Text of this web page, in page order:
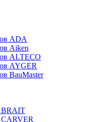
ADA
Aiken
ALTECO
AYGER
BauMaster
BRAIT
CARVER